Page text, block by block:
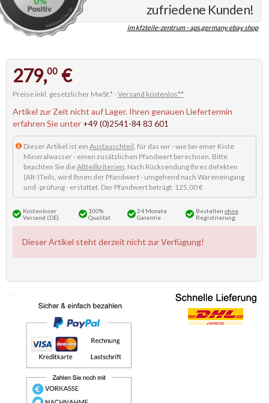
zufriedene Kunden!
im kfzteile-zentrum - aps.germany ebay shop
279,00 €
Preise inkl. gesetzlicher MwSt.* -Versand kostenlos**
Artikel zur Zeit nicht auf Lager. Ihren genauen Liefertermin
erfahren Sie unter +49 (0)2541-84 83 601
Dieser Artikel ist ein Austauschteil, für das wir - wie bei einer Kiste
Mineralwasser - einen zusätzlichen Pfandwert berechnen. Bitte
beachten Sie dieAltteilkriterien. Nach Rücksendung Ihres defekten
(Alt-)Teils, wird Ihnen der Pfandwert - umgehend nach Wareneingang
und -prüfung - erstattet. Der Pfandwert beträgt: 125,00 €
Kostenloser
Versand (DE)
100%
Qualität
24 Monate
Garantie
Bestellen ohne
Registrierung
Dieser Artikel steht derzeit nicht zur Verfügung!